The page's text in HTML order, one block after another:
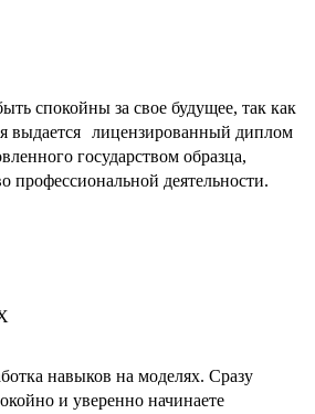
спокойны за свое будущее, так как
выдается лицензированный диплом
государством образца,
профессиональной деятельности.
навыков на моделях. Сразу
и уверенно начинаете